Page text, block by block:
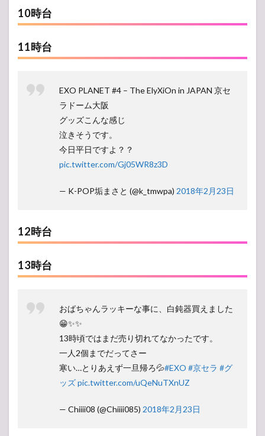
10時台
11時台
EXO PLANET #4 – The ElyXiOn in JAPAN 京セ
ラドーム大阪
グッズこんな感じ
泣きそうです。
今日平日ですよ？？
pic.twitter.com/Gj05WR8z3D
— K-POP垢まさと (@k_tmwpa) 2018年2月23日
12時台
13時台
おばちゃんラッキーな事に、白鈍器買えました
😁✨✨
13時頃ではまだ売り切れてなかったです。
一人2個までだってさー
寒い…とりあえず一旦帰ろ💦#EXO #京セラ #グ
ッズpic.twitter.com/uQeNuTXnUZ
— Chiiii08 (@Chiiii085) 2018年2月23日